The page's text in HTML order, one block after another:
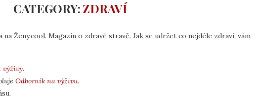
CATEGORY:ZDRAVÍ
Ženy.cool. Magazín o zdravé stravě. Jak se udržet co nejdéle zdraví, vám
výživy.
Odborník na výživu.